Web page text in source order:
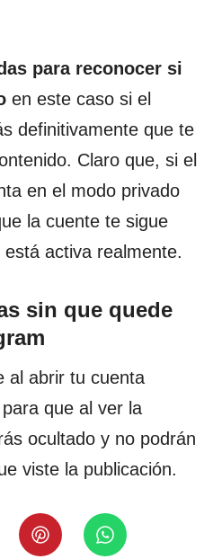
para reconocer si
en este caso si el
definitivamente que te
Claro que, si el
en el modo privado
la cuente te sigue
activa realmente.
sin que quede
al abrir tu cuenta
que al ver la
ocultado y no podrán
viste la publicación.